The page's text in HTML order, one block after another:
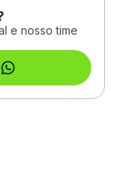
e nosso time